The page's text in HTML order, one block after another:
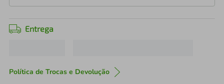
Entrega
Política de Trocas e Devolução